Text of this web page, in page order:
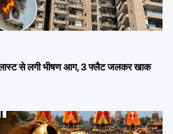
से लगी भीषण आग, 3 फ्लैट जलकर खाक